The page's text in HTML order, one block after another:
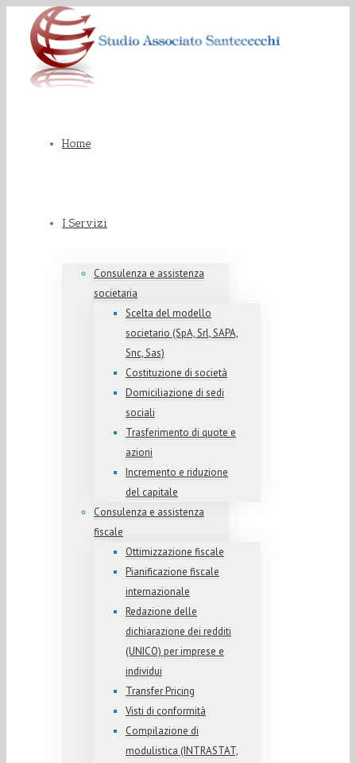
Home
I Servizi
Consulenza e assistenza
societaria
Scelta del modello
societario (SpA, Srl, SAPA,
Snc, Sas)
Costituzione di società
Domiciliazione di sedi
sociali
Trasferimento di quote e
azioni
Incremento e riduzione
del capitale
Consulenza e assistenza
fiscale
Ottimizzazione fiscale
Pianificazione fiscale
internazionale
Redazione delle
dichiarazione dei redditi
(UNICO) per imprese e
individui
Transfer Pricing
Visti di conformità
Compilazione di
modulistica (INTRASTAT,